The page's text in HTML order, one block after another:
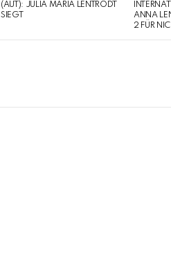
(AUT): JULIA MARIA LENTRODT
SIEGT
ANNA
2 FÜR